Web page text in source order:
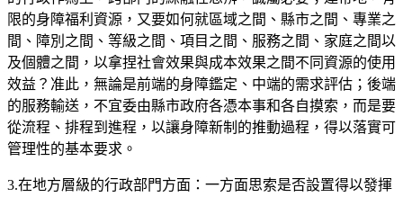
限的身障福利資源，又要如何就區域之間、縣市之間、專業之
間、障別之間、等級之間、項目之間、服務之間、家庭之間以
及個體之間，以拿捏社會效果與成本效果之間不同資源的使用
效益？准此，無論是前端的身障鑑定、中端的需求評估；後端
的服務輸送，不宜委由縣市政府各憑本事和各自摸索，而是要
從流程、排程到進程，以讓身障新制的推動過程，得以落實可
管理性的基本要求。
3.在地方層級的行政部門方面：一方面思索是否設置得以發揮